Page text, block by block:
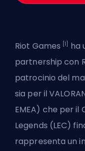
Riot Games [1]
ha
partnership con
patrocinio del
sia per il
EMEA) che per il
Legends (LEC)
rappresenta un